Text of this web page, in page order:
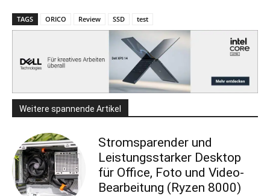
TAGS ORICO Review SSD test
Weitere spannende Artikel
Stromsparender und
Leistungsstarker Desktop
für Office, Foto und Video-
Bearbeitung (Ryzen 8000)